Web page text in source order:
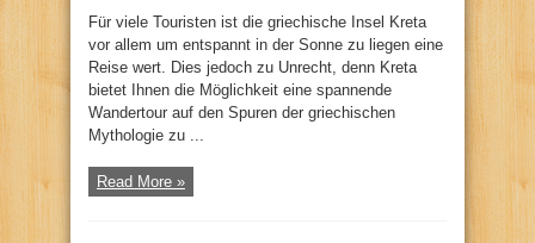
Für viele Touristen ist die griechische Insel Kreta
vor allem um entspannt in der Sonne zu liegen eine
Reise wert. Dies jedoch zu Unrecht, denn Kreta
bietet Ihnen die Möglichkeit eine spannende
Wandertour auf den Spuren der griechischen
Mythologie zu ...
Read More »